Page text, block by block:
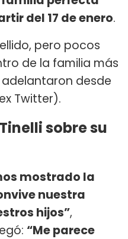
del 17 de enero.
pero pocos
de la familia más
desde
Twitter).
sobre su
mostrado la
nuestra
hijos”,
“Me parece